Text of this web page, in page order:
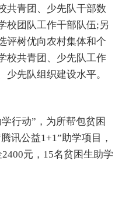
共青团、少先队干部数
校团队工作干部队伍;另
评树优向农村集体和个
校共青团、少先队工作
先队组织建设水平。
行动”，为所帮包贫困
讯公益1+1”助学项目，
元，15名贫困生助学